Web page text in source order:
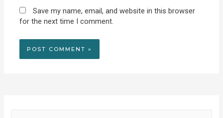
Save my name, email, and website in this browser
for the next time I comment.